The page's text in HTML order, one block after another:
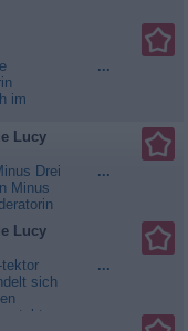
Alibi.
im
zu
ihr
eine
...
Lucy
Drei
Minus
Minus
wieder
...
Lucy
sich
tektor
...